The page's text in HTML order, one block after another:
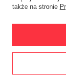
także na stronie